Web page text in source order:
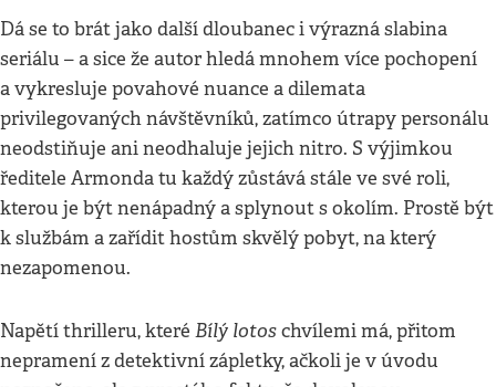
Dá se to brát jako další dloubanec i výrazná slabina
seriálu – a sice že autor hledá mnohem více pochopení
a vykresluje povahové nuance a dilemata
privilegovaných návštěvníků, zatímco útrapy personálu
neodstiňuje ani neodhaluje jejich nitro. S výjimkou
ředitele Armonda tu každý zůstává stále ve své roli,
kterou je být nenápadný a splynout s okolím. Prostě být
k službám a zařídit hostům skvělý pobyt, na který
nezapomenou.
Napětí thrilleru, které Bílý lotoschvílemi má, přitom
nepramení z detektivní zápletky, ačkoli je v úvodu